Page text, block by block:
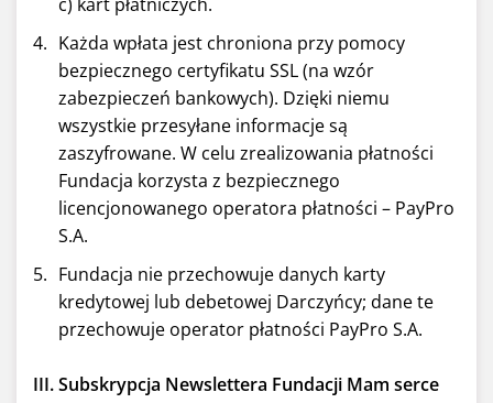
c) kart płatniczych.
Każda wpłata jest chroniona przy pomocy
bezpiecznego certyfikatu SSL (na wzór
zabezpieczeń bankowych). Dzięki niemu
wszystkie przesyłane informacje są
zaszyfrowane. W celu zrealizowania płatności
Fundacja korzysta z bezpiecznego
licencjonowanego operatora płatności – PayPro
S.A.
Fundacja nie przechowuje danych karty
kredytowej lub debetowej Darczyńcy; dane te
przechowuje operator płatności PayPro S.A.
III. Subskrypcja Newslettera Fundacji Mam serce